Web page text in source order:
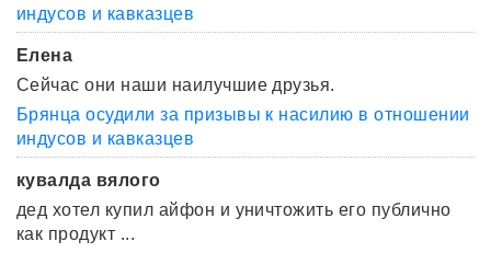
индусов и кавказцев
Елена
Сейчас они наши наилучшие друзья.
Брянца осудили за призывы к насилию в отношении
индусов и кавказцев
кувалда вялого
дед хотел купил айфон и уничтожить его публично
как продукт ...